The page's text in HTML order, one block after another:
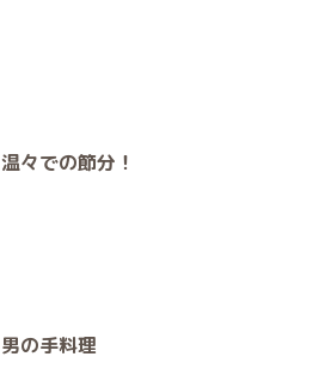
温々での節分！
男の手料理